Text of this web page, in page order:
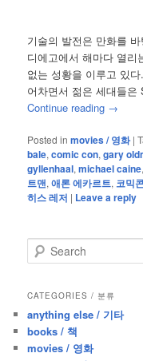
기술의 발전은 만화를
디에고에서 해마다 열리
없는 성황을 이루고 있
어차면서 젊은 세대들은
Continue reading →
Posted in movies / 영화 |
bale,comic con,gary
gyllenhaal,michael caine
트맨,애론 에카르트, 코믹
히스 레저 | Leave a reply
e
r
h
CATEGORIES / 분류
anything else / 기타
books / 책
movies / 영화